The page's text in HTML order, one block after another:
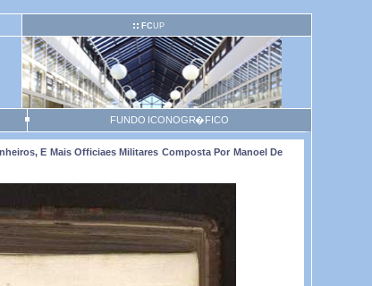
FCUP
FUNDO ICONOGR�FICO
E Mais Officiaes Militares Composta Por Manoel De